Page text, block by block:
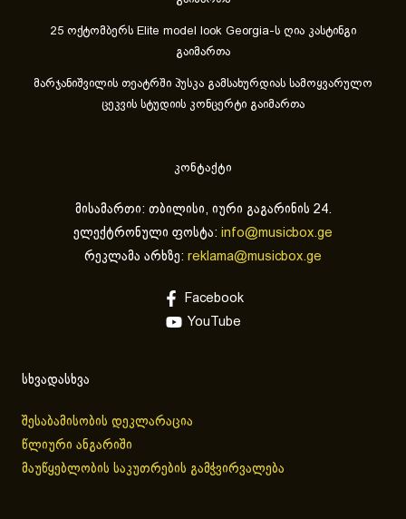
25 ოქტომბერს Elite model look Georgia-ს ღია კასტინგი
გაიმართა
მარჯანიშვილის თეატრში პუსკა გამსახურდიას სამოყვარულო
ცეკვის სტუდიის კონცერტი გაიმართა
კონტაქტი
მისამართი: თბილისი, იური გაგარინის 24.
ელექტრონული ფოსტა: info@musicbox.ge
რეკლამა არხზე: reklama@musicbox.ge
Facebook
YouTube
სხვადასხვა
შესაბამისობის დეკლარაცია
წლიური ანგარიში
მაუწყებლობის საკუთრების გამჭვირვალება